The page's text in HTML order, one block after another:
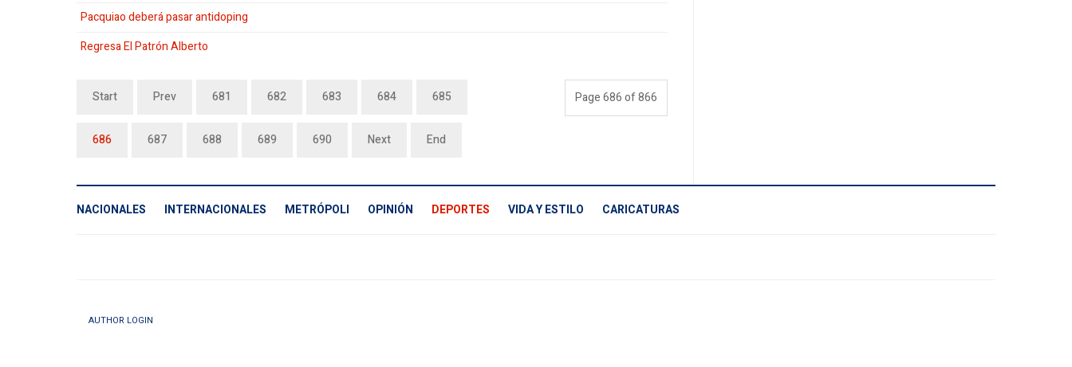
Pacquiao deberá pasar antidoping
Regresa El Patrón Alberto
Page 686 of 866
Start Prev 681 682 683 684 685
686 687 688 689 690 Next End
NACIONALES INTERNACIONALES METRÓPOLI OPINIÓN DEPORTES VIDA Y ESTILO CARICATURAS
AUTHOR LOGIN